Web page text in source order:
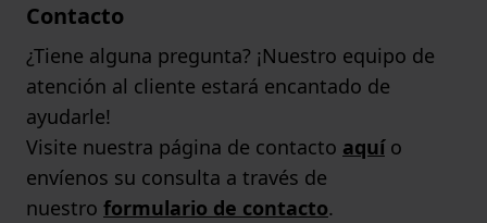
Contacto
¿Tiene alguna pregunta? ¡Nuestro equipo de
atención al cliente estará encantado de
ayudarle!
Visite nuestra página de contacto aquío
envíenos su consulta a través de
nuestro formulario de contacto.